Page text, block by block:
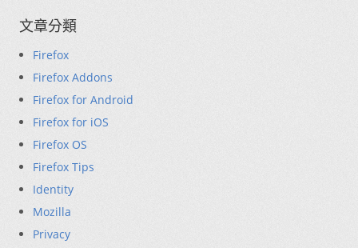
文章分類
Firefox
Firefox Addons
Firefox for Android
Firefox for iOS
Firefox OS
Firefox Tips
Identity
Mozilla
Privacy